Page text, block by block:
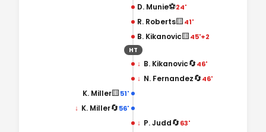
D. Munie⚽24'
R. Roberts🟨41'
B. Kikanovic🟨45'+2
HT
↓ B. Kikanovic🔄46'
↓ N. Fernandez🔄46'
51'
🟨
K. Miller
56'
🔄
↓ K. Miller
↓ P. Judd🔄63'